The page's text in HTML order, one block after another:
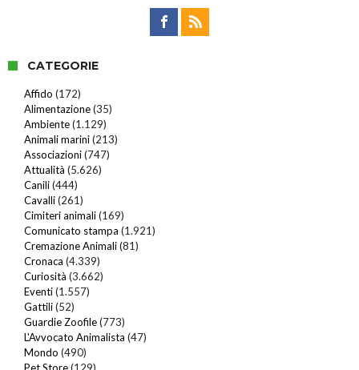
CATEGORIE
Affido (172)
Alimentazione(35)
Ambiente(1.129)
Animali marini(213)
Associazioni(747)
Attualità (5.626)
Canili(444)
Cavalli(261)
Cimiteri animali(169)
Comunicato stampa (1.921)
Cremazione Animali(81)
Cronaca (4.339)
Curiosità (3.662)
Eventi(1.557)
Gattili(52)
Guardie Zoofile(773)
L'Avvocato Animalista (47)
Mondo (490)
Pet Store(129)